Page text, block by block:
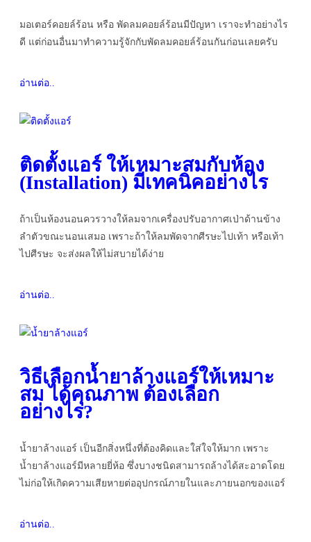
มอเตอร์คอยล์ร้อน หรือ พัดลมคอยล์ร้อนมีปัญหา เราจะทำอย่างไร
ดี แต่ก่อนอื่นมาทำความรู้จักกับพัดลมคอยล์ร้อนกันก่อนเลยครับ
อ่านต่อ..
ติดตั้งแอร์ ให้เหมาะสมกับห้อง
(Installation) มีเทคนิคอย่างไร
ถ้าเป็นห้องนอนควรวางให้ลมจากเครื่องปรับอากาศเป่าด้านข้าง
ลำตัวขณะนอนเสมอ เพราะถ้าให้ลมพัดจากศีรษะไปเท้า หรือเท้า
ไปศีรษะ จะส่งผลให้ไม่สบายได้ง่าย
อ่านต่อ..
วิธีเลือกน้ำยาล้างแอร์ให้เหมาะ
สม ได้คุณภาพ ต้องเลือก
อย่างไร?
น้ำยาล้างแอร์ เป็นอีกสิ่งหนึ่งที่ต้องคิดและใส่ใจให้มาก เพราะ
น้ำยาล้างแอร์มีหลายยี่ห้อ ซึ่งบางชนิดสามารถล้างได้สะอาดโดย
ไม่ก่อให้เกิดความเสียหายต่ออุปกรณ์ภายในและภายนอกของแอร์
อ่านต่อ..